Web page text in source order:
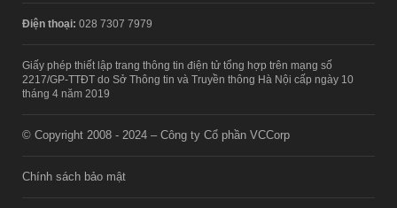
Điện thoại: 028 7307 7979
Giấy phép thiết lập trang thông tin điện tử tổng hợp trên mạng số
2217/GP-TTĐT do Sở Thông tin và Truyền thông Hà Nội cấp ngày 10
tháng 4 năm 2019
© Copyright 2008 - 2024 – Công ty Cổ phần VCCorp
Chính sách bảo mật